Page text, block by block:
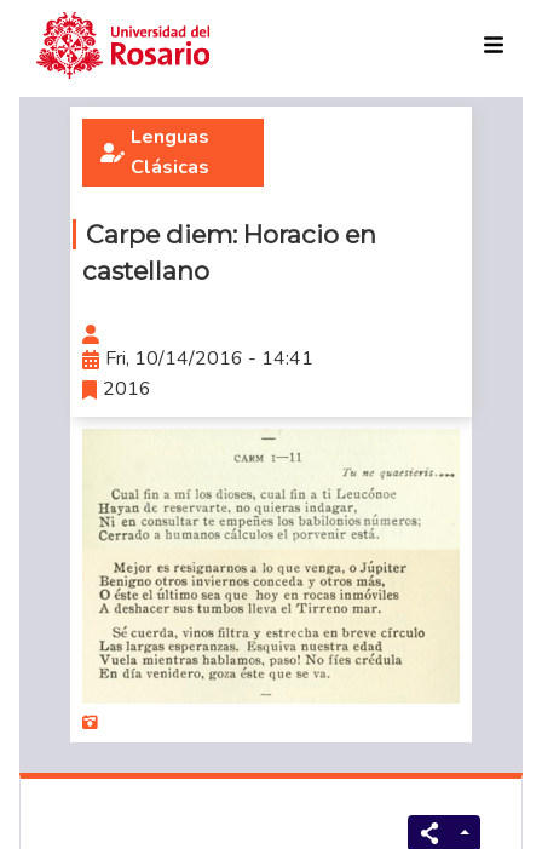
Skip to main content
Lenguas
Clásicas
Carpe diem: Horacio en
castellano
Fri, 10/14/2016 - 14:41
2016